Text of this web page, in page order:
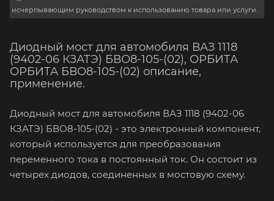
исчерпывающим руководством к использованию товара или услуги.
Диодный мост для автомобиля ВАЗ 1118
(9402-06 КЗАТЭ) БВО8-105-(02), ОРБИТА
ОРБИТА БВО8-105-(02) описание,
применение.
Диодный мост для автомобиля ВАЗ 1118 (9402-06
КЗАТЭ) БВО8-105-(02) - это электронный компонент,
который используется для преобразования
переменного тока в постоянный ток. Он состоит из
четырех диодов, соединенных в мостовую схему.